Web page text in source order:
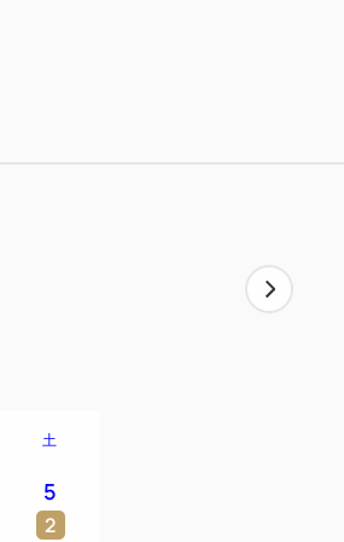
い。
る場合がございま
ドレスにご連絡申
イニングルーム
土
5
2